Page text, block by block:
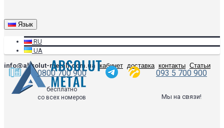
Язык
RU
UA
info@absolut-metall.com.ua
кабинет доставка контакты Статьи
0800 700 900 093 5 700 900
бесплатно
со всех номеров
Мы на связи!